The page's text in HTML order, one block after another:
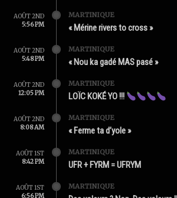
AOÛT 2ND
5:56 PM
MARTINIQUE
« Mérine rivers to cross »
AOÛT 2ND
5:48 PM
MARTINIQUE
« Nou ka gadé MAS pasé »
AOÛT 2ND
12:05 PM
MARTINIQUE
LOÏC KOKÉ YO !!!
AOÛT 2ND
8:08 AM
MARTINIQUE
« Ferme ta d’yole »
AOÛT 1ST
8:42 PM
MARTINIQUE
UFR + FYRM = UFRYM
AOÛT 1ST
6:56 PM
MARTINIQUE